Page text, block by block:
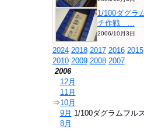
1/100ダグラ
チ作戦 ...
2006/10月3日
2024 2018 2017 2016 2015
2010 2009 2008 2007
2006
12月
11月
⇒10月
9月 1/100ダグラムフル
8月